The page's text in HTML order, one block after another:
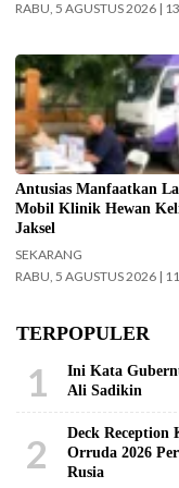
RABU, 5 AGUSTUS 2026 |
Mobil Klinik Hewan
Layani 226 Hewan di
Tiyo Surya Sakti-
Antusias Manfaatkan
Mobil Klinik Hewan
Jaksel
SEKARANG
RABU, 5 AGUSTUS 2026 |
TERPOPULER
1
Ini Kata
Ali Sadikin
2
Deck
Orruda 2026
Rusia